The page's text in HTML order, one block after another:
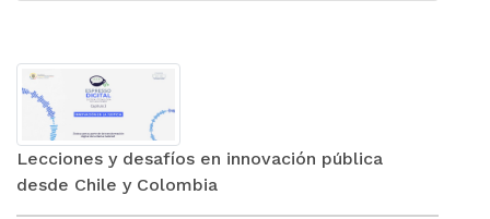
Lecciones y desafíos en innovación pública
desde Chile y Colombia